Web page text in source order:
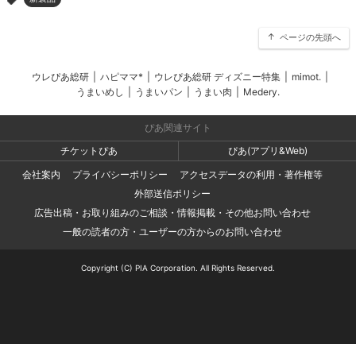
ページの先頭へ
ウレぴあ総研 ハピママ* ウレぴあ総研 ディズニー特集 mimot.
うまいめし
うまいパン うまい肉 Medery.
ぴあ関連サイト
チケットぴあ
ぴあ(アプリ&Web)
会社案内
プライバシーポリシー
アクセスデータの利用・著作権等
外部送信ポリシー
広告出稿・お取り組みのご相談・情報掲載・その他お問い合わせ
一般の読者の方・ユーザーの方からのお問い合わせ
Copyright (C) PIA Corporation. All Rights Reserved.